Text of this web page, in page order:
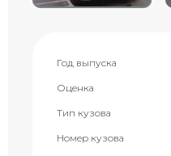
Год выпуска
Оценка
Тип кузова
Номер кузова